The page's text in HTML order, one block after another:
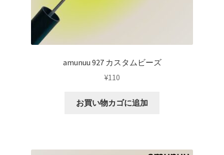
amunuu 927 カスタムビーズ
¥110
お買い物カゴに追加